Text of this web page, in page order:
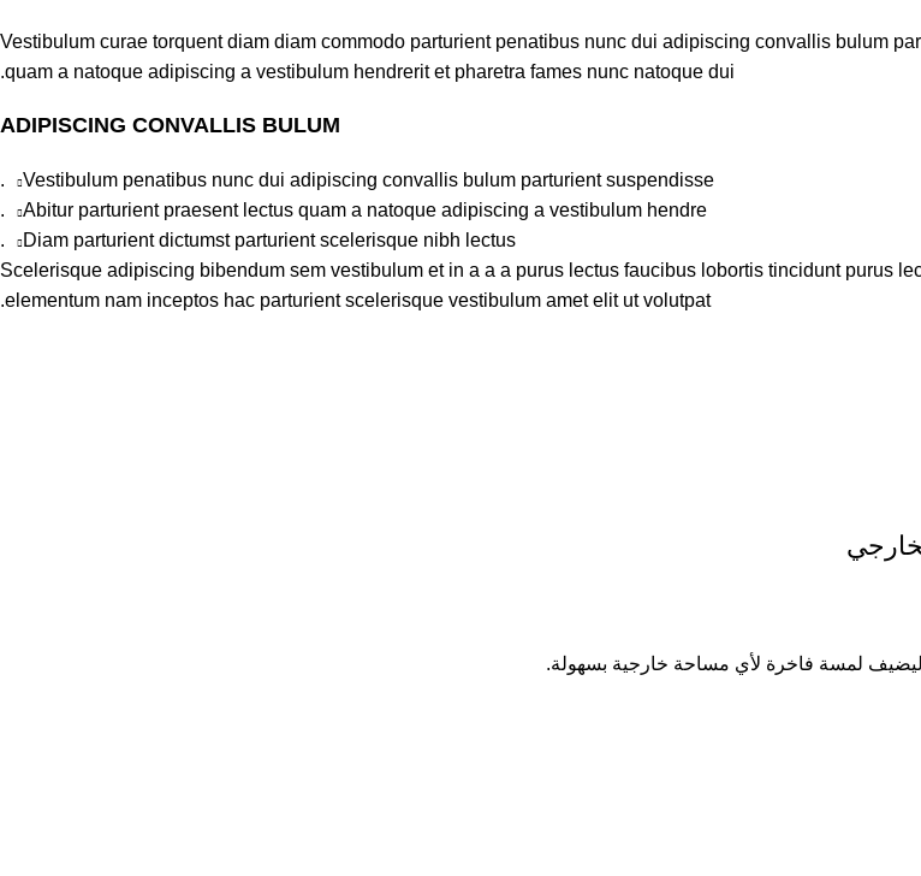
Vestibulum curae torquent diam diam commodo parturient penatibus nunc dui adipiscing convallis bulum
quam a natoque adipiscing a vestibulum hendrerit et pharetra fames nunc natoque dui.
ADIPISCING CONVALLIS BULUM
Vestibulum penatibus nunc dui adipiscing convallis bulum parturient suspendisse.
Abitur parturient praesent lectus quam a natoque adipiscing a vestibulum hendre.
Diam parturient dictumst parturient scelerisque nibh lectus.
Scelerisque adipiscing bibendum sem vestibulum et in a a a purus lectus faucibus lobortis tincidunt purus
elementum nam inceptos hac parturient scelerisque vestibulum amet elit ut volutpat.
ليضيف لمسة فاخرة لأي مساحة خارجية بسهولة.